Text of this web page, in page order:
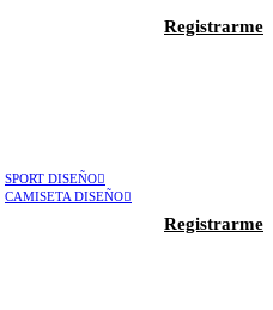
Registrarme
SPORT DISEÑO
CAMISETA DISEÑO
Registrarme